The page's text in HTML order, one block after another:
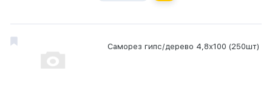
Саморез гипс/дерево 4,8х100 (250шт)